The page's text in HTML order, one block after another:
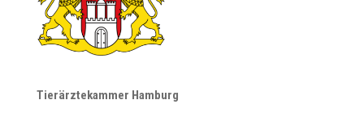
Tierärztekammer Hamburg